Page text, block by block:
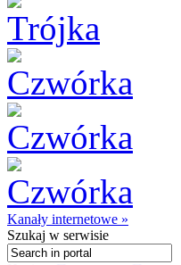
Kanały internetowe »
Szukaj w serwisie